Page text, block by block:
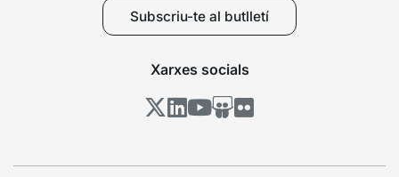
Subscriu-te al butlletí
Xarxes socials